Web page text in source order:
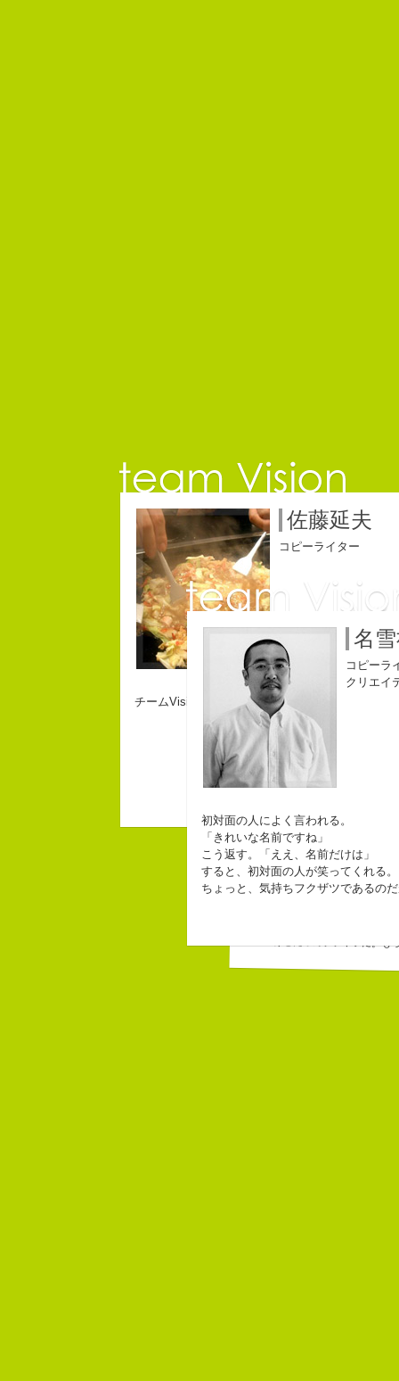
佐藤延夫
コピーライター
チームVision 事務局長
自己紹介ジェネレーターという
こんちゃっ保持壮太郎っていいま
皆からは「保持壮太郎ピーナッ
なぜかって言うと前にピーナッ
バカだけどたぶんいいヤツだ。も
名
コピーラ
クリエイ
初対面の人によく言われる。
「きれいな名前ですね」
こう返す。「ええ、名前だけは」
すると、初対面の人が笑ってくれる。
ちょっと、気持ちフクザツであるの